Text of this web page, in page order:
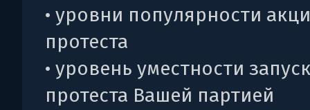
• уровни популярности
протеста
• уровень уместности
протеста Вашей партией